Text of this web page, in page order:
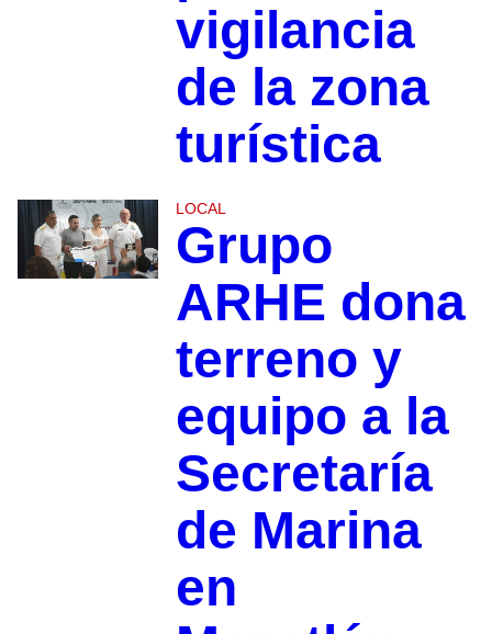
vigilancia
de la zona
turística
LOCAL
Grupo
ARHE dona
terreno y
equipo a la
Secretaría
de Marina
en